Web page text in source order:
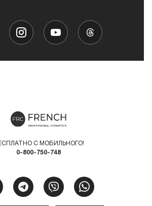
С МОБИЛЬНОГО!
0-800-750-748